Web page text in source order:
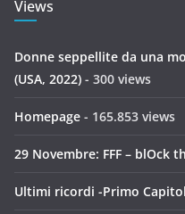
Views
Donne seppellite da una
(USA, 2022) - 300 views
Homepage - 165.853 views
29 Novembre: FFF – blOck
Ultimi ricordi -Primo